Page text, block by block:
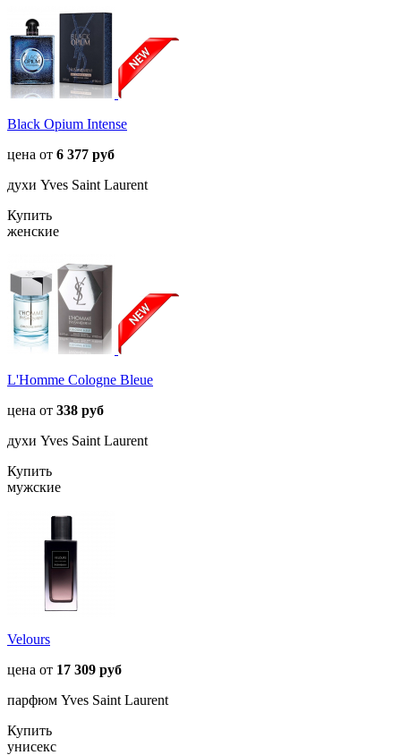
Black Opium Intense
цена от 6 377 руб
духи Yves Saint Laurent
Купить
женские
L'Homme Cologne Bleue
цена от 338 руб
духи Yves Saint Laurent
Купить
мужские
Velours
цена от 17 309 руб
парфюм Yves Saint Laurent
Купить
унисекс